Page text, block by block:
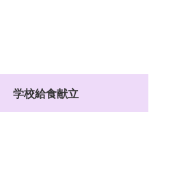
学校給食献立